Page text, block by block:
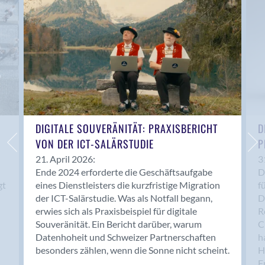
Anwil
Appenzell
Au SG
Baar
Baden
Balsthal
Balzers
Basel
Bassersdorf
Belp
Bendern
Benken (SG)
Bergdietikon
Berlin
Bern
Bern - Liebefeld
DIGITALE SOUVERÄNITÄT: PRAXISBERICHT
VON DER ICT-SALÄRSTUDIE
21. April 2026:
Ende 2024 erforderte die Geschäftsaufgabe
eines Dienstleisters die kurzfristige Migration
der ICT-Salärstudie. Was als Notfall begann,
erwies sich als Praxisbeispiel für digitale
Souveränität. Ein Bericht darüber, warum
Datenhoheit und Schweizer Partnerschaften
besonders zählen, wenn die Sonne nicht scheint.